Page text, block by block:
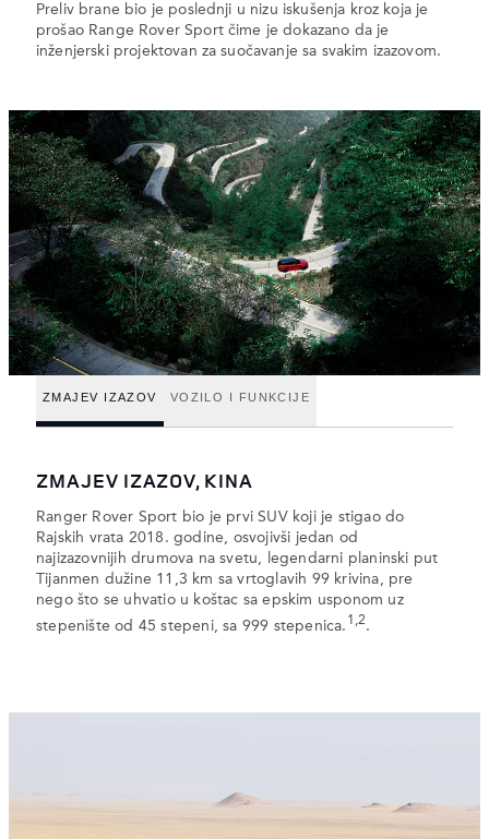
Preliv brane bio je poslednji u nizu iskušenja kroz koja je
prošao Range Rover Sport čime je dokazano da je
inženjerski projektovan za suočavanje sa svakim izazovom.
ZMAJEV IZAZOV VOZILO I FUNKCIJE
ZMAJEV IZAZOV, KINA
Ranger Rover Sport bio je prvi SUV koji je stigao do
Rajskih vrata 2018. godine, osvojivši jedan od
najizazovnijih drumova na svetu, legendarni planinski put
Tijanmen dužine 11,3 km sa vrtoglavih 99 krivina, pre
nego što se uhvatio u koštac sa epskim usponom uz
stepenište od 45 stepeni, sa 999 stepenica. 1,2.